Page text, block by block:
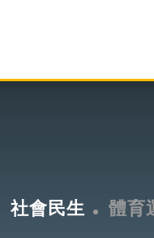
社會民生 體育